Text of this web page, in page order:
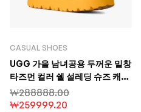
CASUAL SHOES
UGG 가을 남녀공용 두꺼운 밑창
타즈먼 컬러 쉘 설레딩 슈즈 캐주
얼 슈즈
₩288888.00
₩259999.20